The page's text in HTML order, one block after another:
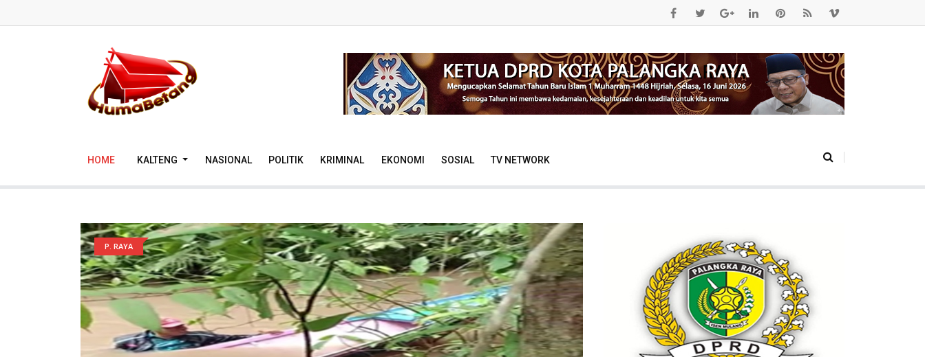
HOME KALTENG NASIONAL POLITIK KRIMINAL EKONOMI SOSIAL TV NETWORK
P. RAYA